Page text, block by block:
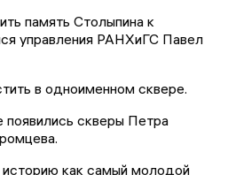
память Столыпина к
управления РАНХиГС Павел
в одноименном сквере.
появились скверы Петра
как самый молодой